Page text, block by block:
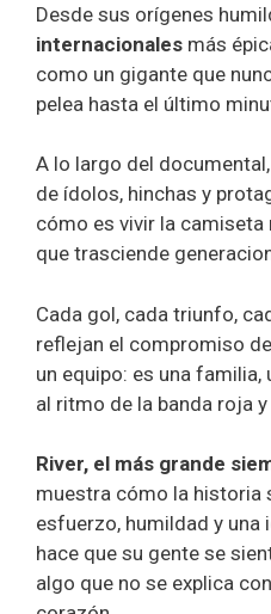
Desde sus orígenes
internacionales más
como un gigante que
pelea hasta el último
A lo largo del
de ídolos, hinchas y
cómo es vivir la camiseta
que trasciende
Cada gol, cada triunfo,
reflejan el compromiso
un equipo: es una
al ritmo de la banda roja y
River, el más grande
muestra cómo la historia
esfuerzo, humildad y una
hace que su gente se
algo que no se explica